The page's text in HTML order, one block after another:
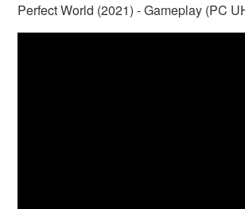
Perfect World (2021) - Gameplay (PC